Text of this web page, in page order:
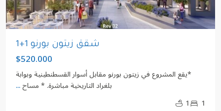
شقق زيتون بورنو 1+1
$520.000
*يقع المشروع في زيتون بورنو مقابل أسوار القسطنطينية وبوابة
بلغراد التاريخية مباشرة. * مساح...
1
1